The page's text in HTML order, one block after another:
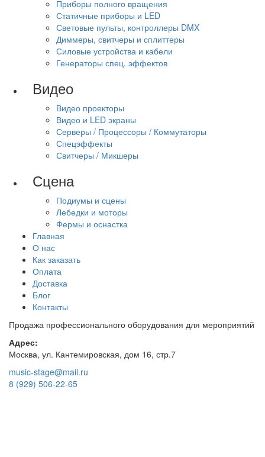
Приборы полного вращения
Статичные приборы и LED
Световые пульты, контроллеры DMX
Диммеры, свитчеры и сплиттеры
Силовые устройства и кабели
Генераторы спец. эффектов
Видео
Видео проекторы
Видео и LED экраны
Серверы / Процессоры / Коммутаторы
Спецэффекты
Свитчеры / Микшеры
Сцена
Подиумы и сцены
Лебедки и моторы
Фермы и оснастка
Главная
О нас
Как заказать
Оплата
Доставка
Блог
Контакты
Продажа профессионального оборудования для мероприятий
Адрес:
Москва, ул. Кантемировская, дом 16, стр.7
music-stage@mail.ru
8 (929) 506-22-65